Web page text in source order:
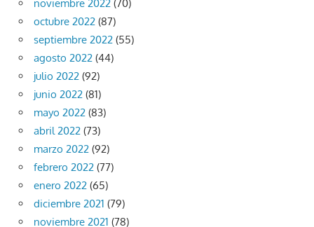
noviembre 2022 (70)
octubre 2022 (87)
septiembre 2022 (55)
agosto 2022 (44)
julio 2022 (92)
junio 2022 (81)
mayo 2022 (83)
abril 2022 (73)
marzo 2022 (92)
febrero 2022 (77)
enero 2022 (65)
diciembre 2021 (79)
noviembre 2021 (78)